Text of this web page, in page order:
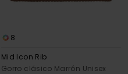
8
Mid Icon Rib
Gorro clásico Marrón Unisex